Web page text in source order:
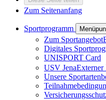
Zum Seitenanfang
Sportprogramm
Zum Sportangebot
Digitales
UNISPORT Card
USV Jena
Unsere